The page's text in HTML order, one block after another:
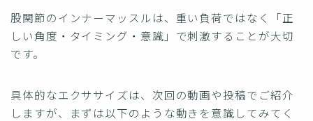
股関節のインナーマッスルは、重い負荷ではなく「正
しい角度・タイミング・意識」で刺激することが大切
です。
具体的なエクササイズは、次回の動画や投稿でご紹介
しますが、まずは以下のような動きを意識してみてく